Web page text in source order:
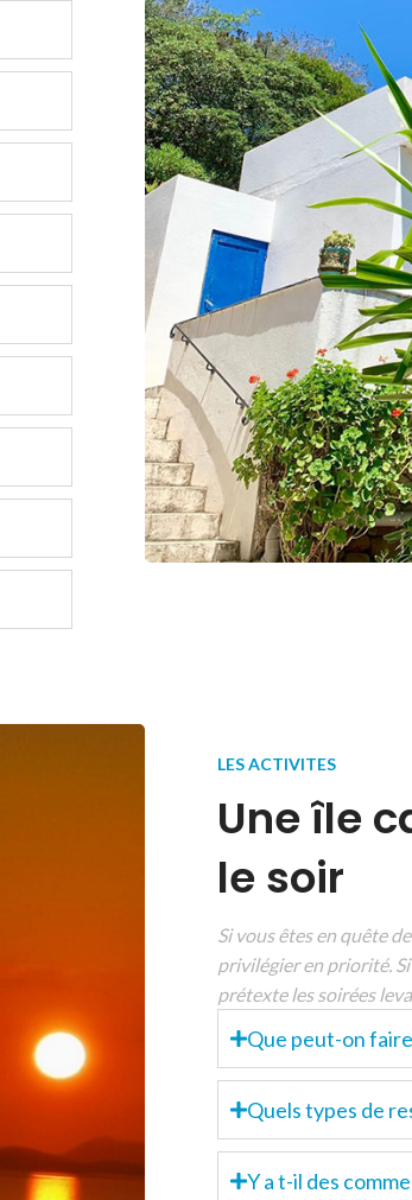
LES ACTIVITES
Une île
le soir
Si vous êtes en quête
privilégier en priorité.
prétexte les soirées
Que peut-on
Quels types de
Y a t-il des